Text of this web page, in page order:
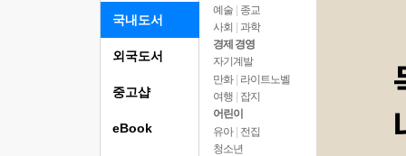
국내도서
예술 | 종교
사회 | 과학
경제 경영
자기계발
만화 | 라이트노벨
여행
잡지
어린이
유아 | 전집
청소년
외국도서
중고샵
eBook